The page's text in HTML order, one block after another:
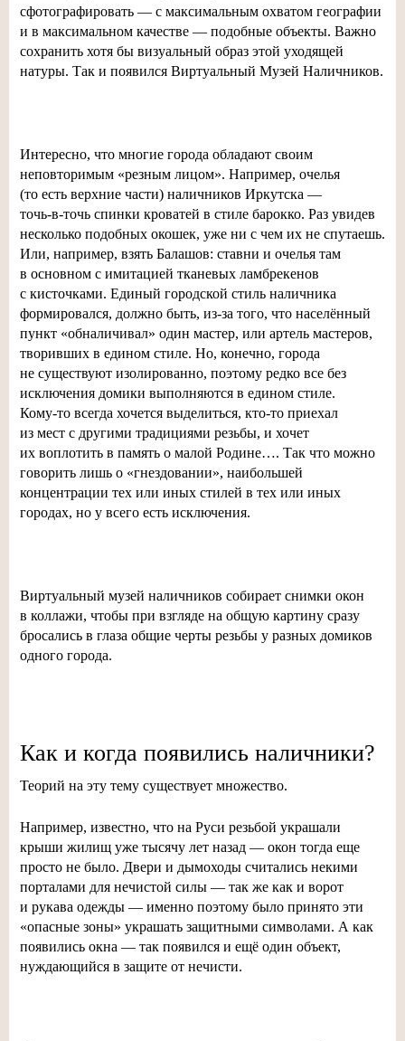
сфотографировать — с максимальным охватом географии
и в максимальном качестве — подобные объекты. Важно
сохранить хотя бы визуальный образ этой уходящей
натуры. Так и появился Виртуальный Музей Наличников.
Интересно, что многие города обладают своим
неповторимым «резным лицом». Например, очелья
(то есть верхние части) наличников Иркутска —
точь-в-точь спинки кроватей в стиле барокко. Раз увидев
несколько подобных окошек, уже ни с чем их не спутаешь.
Или, например, взять Балашов: ставни и очелья там
в основном с имитацией тканевых ламбрекенов
с кисточками. Единый городской стиль наличника
формировался, должно быть, из-за того, что населённый
пункт «обналичивал» один мастер, или артель мастеров,
творивших в едином стиле. Но, конечно, города
не существуют изолированно, поэтому редко все без
исключения домики выполняются в едином стиле.
Кому-то всегда хочется выделиться, кто-то приехал
из мест с другими традициями резьбы, и хочет
их воплотить в память о малой Родине…. Так что можно
говорить лишь о «гнездовании», наибольшей
концентрации тех или иных стилей в тех или иных
городах, но у всего есть исключения.
Виртуальный музей наличников собирает снимки окон
в коллажи, чтобы при взгляде на общую картину сразу
бросались в глаза общие черты резьбы у разных домиков
одного города.
Как и когда появились наличники?
Теорий на эту тему существует множество.
Например, известно, что на Руси резьбой украшали
крыши жилищ уже тысячу лет назад — окон тогда еще
просто не было. Двери и дымоходы считались некими
порталами для нечистой силы — так же как и ворот
и рукава одежды — именно поэтому было принято эти
«опасные зоны» украшать защитными символами. А как
появились окна — так появился и ещё один объект,
нуждающийся в защите от нечисти.